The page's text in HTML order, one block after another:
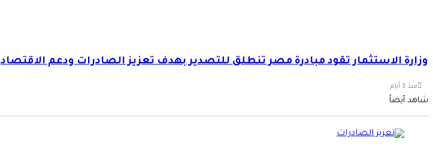
وزارة الاستثمار تقود مبادرة مصر تنطلق للتصدير بهدف تعزيز الصادرات ودعم الاقتصاد
منذ 3 أيام
شاهد أيضاً